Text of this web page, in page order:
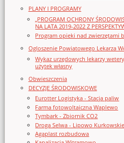
PLANY I PROGRAMY
„PROGRAM OCHRONY
NA LATA 2019-2022 Z
Program opieki nad zwierzętami
Ogloszenie Powiatowego Lekarza
Wykaz urzędowych lekarzy
użytek własny
Obwieszczenia
DECYZJE ŚRODOWISKOWE
Eurotter Logistyka - Stacja paliw
Farma fotowoltaiczna Waplewo
Tymbark - Zbiornik CO2
Droga Selwa - Lipowo Kurkowskie
Agaplast rozbudowa